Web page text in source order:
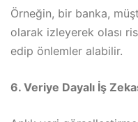
Örneğin, bir banka,
olarak izleyerek olası
edip önlemler alabilir.
6. Veriye Dayalı İş